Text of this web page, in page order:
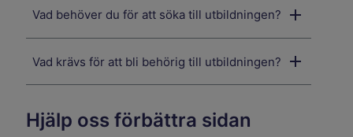
Vad behöver du för att söka till utbildningen?
Vad krävs för att bli behörig till utbildningen?
Hjälp oss förbättra sidan